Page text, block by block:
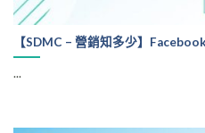
【SDMC – 營銷知多少】
...